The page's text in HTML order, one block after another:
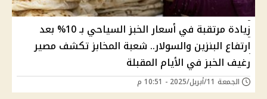
زيادة مرتقبة في أسعار الخبز السياحي بـ 10% بعد
ارتفاع البنزين والسولار.. شعبة المخابز تكشف مصير
رغيف الخبز في الأيام المقبلة
الجمعة 11/أبريل/2025 - 10:51 م